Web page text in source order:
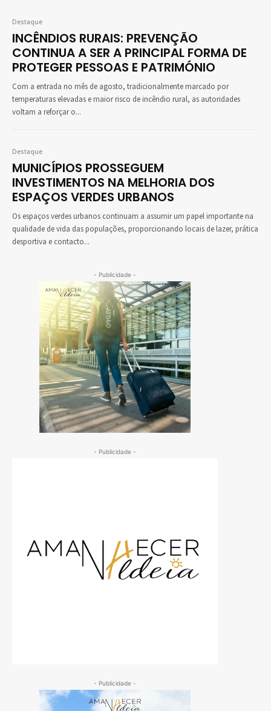
Destaque
INCÊNDIOS RURAIS: PREVENÇÃO
CONTINUA A SER A PRINCIPAL FORMA DE
PROTEGER PESSOAS E PATRIMÓNIO
Com a entrada no mês de agosto, tradicionalmente marcado por
temperaturas elevadas e maior risco de incêndio rural, as autoridades
voltam a reforçar o...
Destaque
MUNICÍPIOS PROSSEGUEM
INVESTIMENTOS NA MELHORIA DOS
ESPAÇOS VERDES URBANOS
Os espaços verdes urbanos continuam a assumir um papel importante na
qualidade de vida das populações, proporcionando locais de lazer, prática
desportiva e contacto...
- Publicidade -
- Publicidade -
- Publicidade -